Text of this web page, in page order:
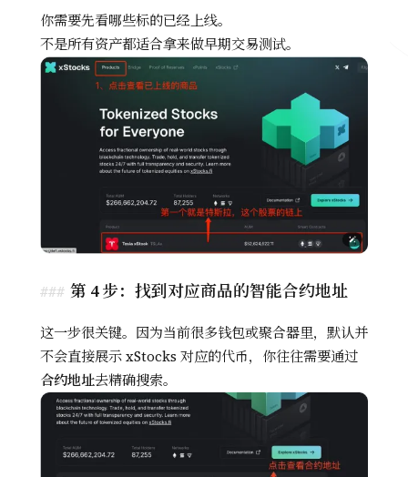
你需要先看哪些标的已经上线。
不是所有资产都适合拿来做早期交易测试。
第 4 步：找到对应商品的智能合约地址
这一步很关键。因为当前很多钱包或聚合器里，默认并
不会直接展示 xStocks 对应的代币，你往往需要通过
合约地址去精确搜索。